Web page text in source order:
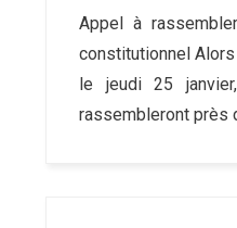
Appel à
constitutionnel
le jeudi 25
rassembleront près